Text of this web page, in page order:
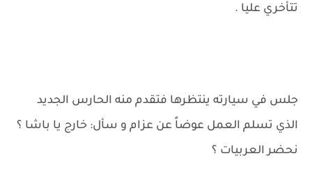
تتأخري عليا .
جلس في سيارته ينتظرها فتقدم منه الحارس الجديد
الذي تسلم العمل عوضاً عن عزام و سأل: خارج يا باشا ؟
نحضر العربيات ؟